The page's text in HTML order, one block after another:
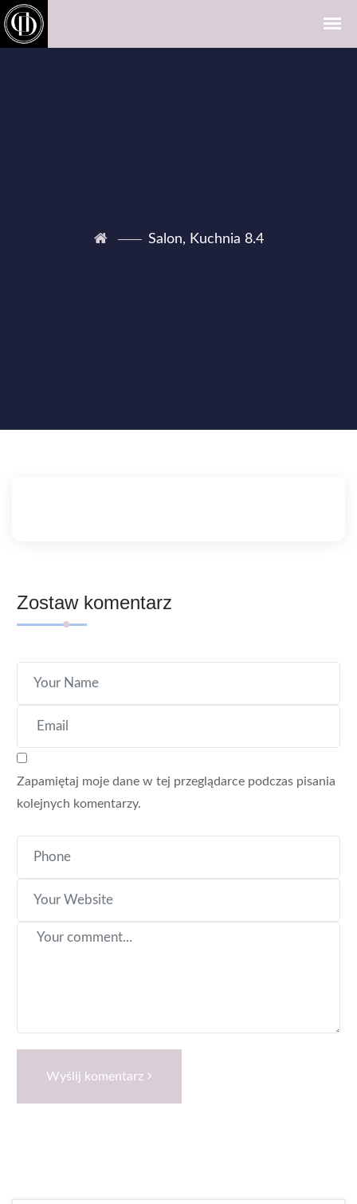
Salon, Kuchnia 8.4
Zostaw komentarz
Zapamiętaj moje dane w tej przeglądarce podczas pisania
kolejnych komentarzy.
Wyślij komentarz